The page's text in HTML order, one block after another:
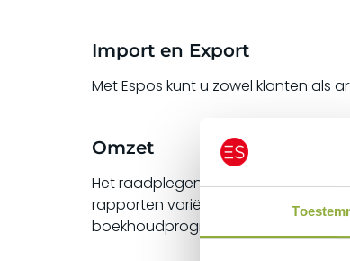
Import en Export
Met Espos kunt u zowel klanten als
Omzet
Het raadplegen van
rapporten variëren van globale
boekhoudprogramma. U kunt ook